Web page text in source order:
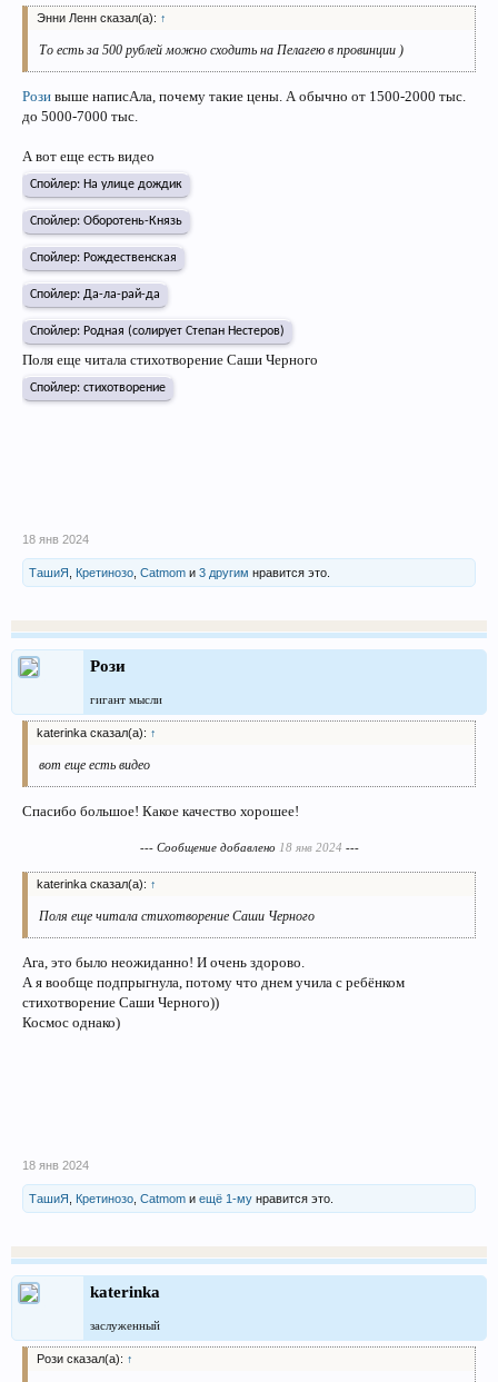
Энни Ленн сказал(а): ↑
То есть за 500 рублей можно сходить на Пелагею в провинции )
Рози выше написАла, почему такие цены. А обычно от 1500-2000 тыс.
до 5000-7000 тыс.
А вот еще есть видео
Спойлер: На улице дождик
Спойлер: Оборотень-Князь
Спойлер: Рождественская
Спойлер: Да-ла-рай-да
Спойлер: Родная (солирует Степан Нестеров)
Поля еще читала стихотворение Саши Черного
Спойлер: стихотворение
18 янв 2024
ТашиЯ Кретинозо Catmom и 3 другим нравится это.
Рози
гигант мысли
katerinka сказал(а): ↑
вот еще есть видео
Спасибо большое! Какое качество хорошее!
--- Сообщение добавлено 18 янв 2024 ---
katerinka сказал(а): ↑
Поля еще читала стихотворение Саши Черного
Ага, это было неожиданно! И очень здорово.
А я вообще подпрыгнула, потому что днем учила с ребёнком
стихотворение Саши Черного))
Космос однако)
18 янв 2024
ТашиЯ Кретинозо Catmom и ещё 1-му нравится это.
katerinka
заслуженный
Рози сказал(а): ↑